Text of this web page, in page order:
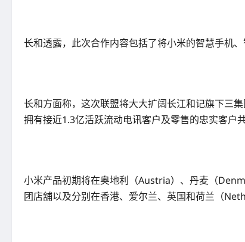
长和透露，此次合作内容包括了将小米的智慧手机
长和方面称，这次联盟将大大扩阔长江和记旗下三
拥有接近1.3亿活跃流动电讯客户及零售的忠实客户共
小米产品初期将在奥地利（Austria）、丹麦（
团店舖以及分别在香港、爱尔兰、英国和荷兰（